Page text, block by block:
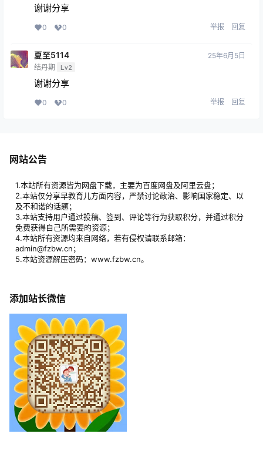
谢谢分享
0 0 举报 回复
夏至5114
结丹期 Lv2
25年6月5日
谢谢分享
0 0 举报 回复
网站公告
1.本站所有资源皆为网盘下载，主要为百度网盘及阿里云盘；
2.本站仅分享早教育儿方面内容，严禁讨论政治、影响国家稳定、以
及不和谐的话题；
3.本站支持用户通过投稿、签到、评论等行为获取积分，并通过积分
免费获得自己所需要的资源；
4.本站所有资源均来自网络，若有侵权请联系邮箱：
admin@fzbw.cn；
5.本站资源解压密码：www.fzbw.cn。
添加站长微信